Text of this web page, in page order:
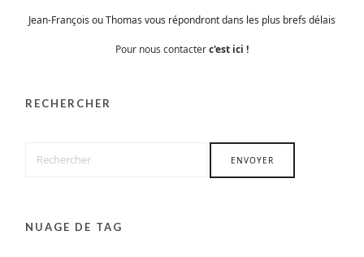
Jean-François ou Thomas vous répondront dans les plus brefs délais
Pour nous contacterc'est ici !
RECHERCHER
NUAGE DE TAG